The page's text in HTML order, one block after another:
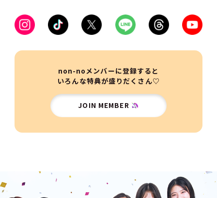
non-noメンバーに登録すると
いろんな特典が盛りだくさん♡
JOIN MEMBER